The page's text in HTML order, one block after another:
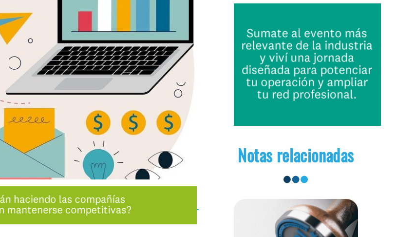
Notas relacionadas